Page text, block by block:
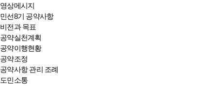
영상메시지
민선8기 공약사항
비전과 목표
공약실천계획
공약이행현황
공약조정
공약사항 관리 조례
도민소통